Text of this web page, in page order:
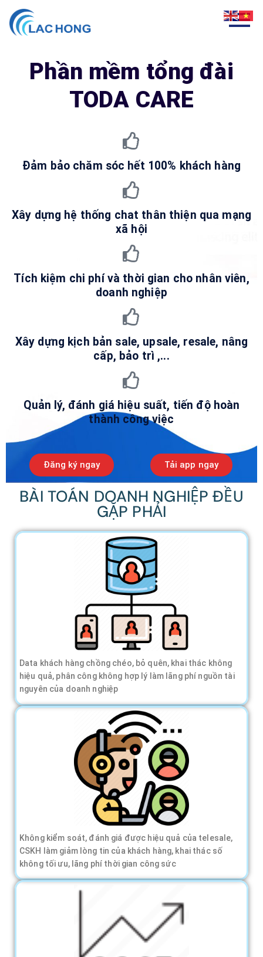
Phần mềm tổng đài
TODA CARE
Đảm bảo chăm sóc hết 100% khách hàng
Xây dựng hệ thống chat thân thiện qua mạng
xã hội
Tích kiệm chi phí và thời gian cho nhân viên,
doanh nghiệp
Xây dựng kịch bản sale, upsale, resale, nâng
cấp, bảo trì ,...
Quản lý, đánh giá hiệu suất, tiến độ hoàn
thành công việc
Đăng ký ngay Tải app ngay
BÀI TOÁN DOANH NGHIỆP ĐỀU
GẶP PHẢI
Data khách hàng chồng chéo, bỏ quên, khai thác không
hiệu quả, phân công không hợp lý làm lãng phí nguồn tài
nguyên của doanh nghiệp
Không kiểm soát, đánh giá được hiệu quả của telesale,
CSKH làm giảm lòng tin của khách hàng, khai thác số
không tối ưu, lãng phí thời gian công sức